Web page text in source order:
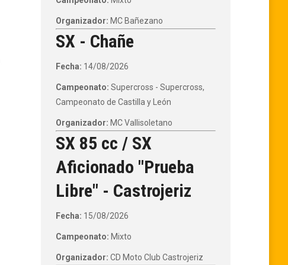
Organizador: MC Bañezano
SX - Chañe
Fecha: 14/08/2026
Campeonato: Supercross - Supercross,
Campeonato de Castilla y León
Organizador: MC Vallisoletano
SX 85 cc / SX
Aficionado "Prueba
Libre" - Castrojeriz
Fecha: 15/08/2026
Campeonato: Mixto
Organizador: CD Moto Club Castrojeriz